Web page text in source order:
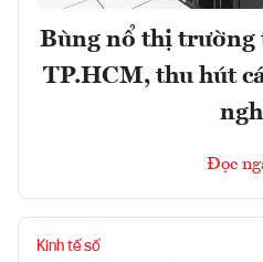
Bùng nổ thị trường
TP.HCM, thu hút
Đọc
Kinh tế số